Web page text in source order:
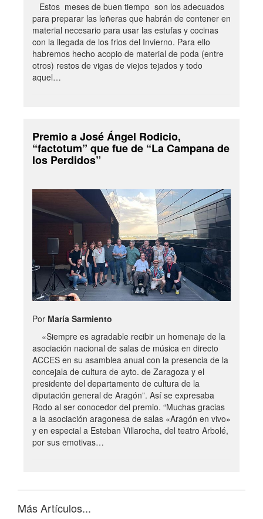
Estos meses de buen tiempo son los adecuados
para preparar las leñeras que habrán de contener en
material necesario para usar las estufas y cocinas
con la llegada de los frios del Invierno. Para ello
habremos hecho acopio de material de poda (entre
otros) restos de vigas de viejos tejados y todo
aquel…
Premio a José Ángel Rodicio,
“factotum” que fue de “La Campana de
los Perdidos”
Por María Sarmiento
«Siempre es agradable recibir un homenaje de la
asociación nacional de salas de música en directo
ACCES en su asamblea anual con la presencia de la
concejala de cultura de ayto. de Zaragoza y el
presidente del departamento de cultura de la
diputación general de Aragón”. Así se expresaba
Rodo al ser conocedor del premio. “Muchas gracias
a la asociación aragonesa de salas «Aragón en vivo»
y en especial a Esteban Villarocha, del teatro Arbolé,
por sus emotivas…
Más Artículos...